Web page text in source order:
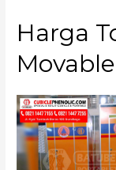
Harga